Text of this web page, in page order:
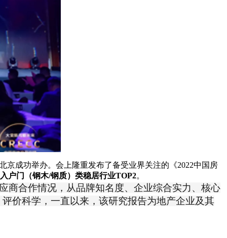
成功举办。会上隆重发布了备受业界关注的《2022中国房
户门（钢木/钢质）类稳居行业TOP2。
商合作情况，从品牌知名度、企业综合实力、核心
价科学，一直以来，该研究报告为地产企业及其